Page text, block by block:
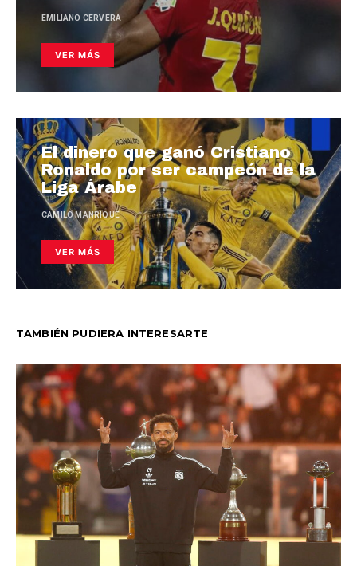
EMILIANO CERVERA
VER MÁS
El dinero que ganó Cristiano
Ronaldo por ser campeón de la
Liga Árabe
CAMILO MANRIQUE
VER MÁS
TAMBIÉN PUDIERA INTERESARTE